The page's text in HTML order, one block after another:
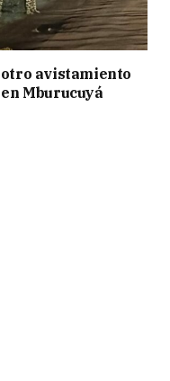
avistamiento
Mburucuyá